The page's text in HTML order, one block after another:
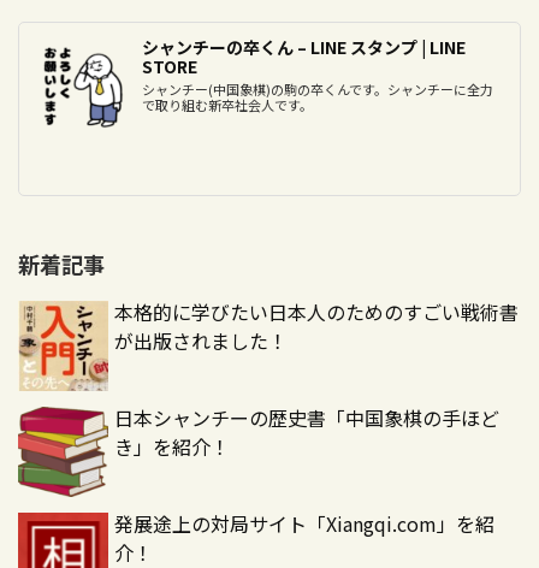
シャンチーの卒くん – LINE スタンプ | LINE
STORE
シャンチー(中国象棋)の駒の卒くんです。シャンチーに全力
で取り組む新卒社会人です。
新着記事
本格的に学びたい日本人のためのすごい戦術書
が出版されました！
日本シャンチーの歴史書「中国象棋の手ほど
き」を紹介！
発展途上の対局サイト「Xiangqi.com」を紹
介！